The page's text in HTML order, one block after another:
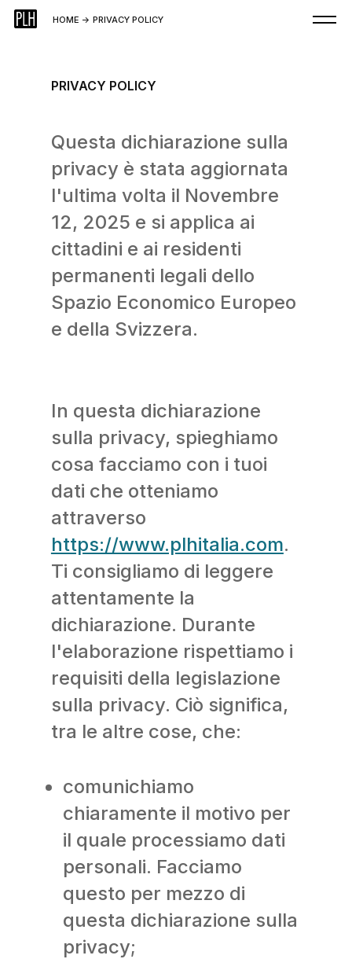
HOME -> PRIVACY POLICY
PRIVACY POLICY
Questa dichiarazione sulla
privacy è stata aggiornata
l'ultima volta il Novembre
12, 2025 e si applica ai
cittadini e ai residenti
permanenti legali dello
Spazio Economico Europeo
e della Svizzera.
In questa dichiarazione
sulla privacy, spieghiamo
cosa facciamo con i tuoi
dati che otteniamo
attraverso
https://www.plhitalia.com.
Ti consigliamo di leggere
attentamente la
dichiarazione. Durante
l'elaborazione rispettiamo i
requisiti della legislazione
sulla privacy. Ciò significa,
tra le altre cose, che:
comunichiamo
chiaramente il motivo per
il quale processiamo dati
personali. Facciamo
questo per mezzo di
questa dichiarazione sulla
privacy;